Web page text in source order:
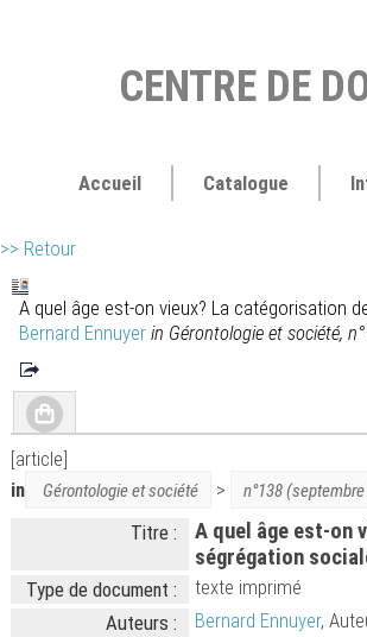
CENTRE DE
Accueil Catalogue
>> Retour
A quel âge est-on vieux? La catégorisation
Bernard Ennuyer in Gérontologie et société,
[article]
in
Gérontologie et société > n°138
Titre :
A quel âge est-on
ségrégation
Type de document :
texte imprimé
Auteurs :
Bernard Ennuyer,